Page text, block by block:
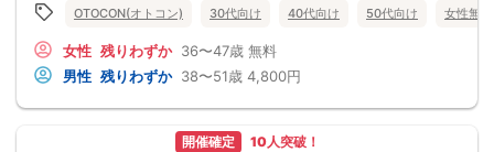
OTOCON(オトコン) 30代向け 40代向け 50代向け 女性無料
女性 残りわずか 36〜47歳 無料
男性 残りわずか 38〜51歳 4,800円
開催確定 10人突破！